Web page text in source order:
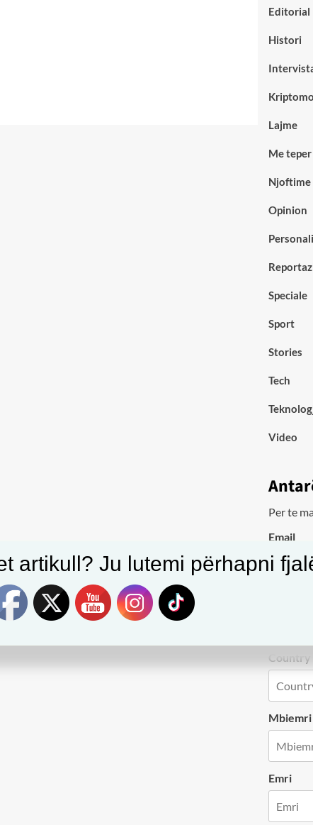
Editorial
Histori
Lajme
Me teper
Njoftime
Opinion
Speciale
Sport
Stories
Tech
Video
Per te
Email
Country
Mbiemri
Emri
artikull? Ju lutemi përhapni